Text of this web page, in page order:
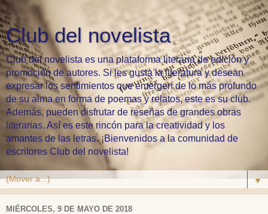
Club del novelista
Club del novelista es una plataforma literaria de edición y
promoción de autores. Si les gusta la literatura y desean
expresar los sentimientos que emergen de lo más profundo
de su alma en forma de poemas y relatos, este es su club.
Además, pueden disfrutar de reseñas de grandes obras
literarias. Así es este rincón para la creatividad y los
amantes de las letras. ¡Bienvenidos a la comunidad de
escritores Club del novelista!
▼
MIÉRCOLES, 9 DE MAYO DE 2018